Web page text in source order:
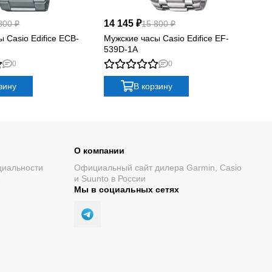
₽
Casio Edifice ECB-
0
14 145 ₽15 800 ₽
Мужские часы Casio Edifice EF-
539D-1A
0
В корзину
О компании
Официальный сайт дилера Garmin, Casio
и Suunto в России
Мы в социальных сетях